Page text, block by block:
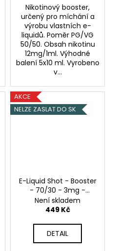
Nikotinový booster,
určený pro míchání a
výrobu vlastních e-
liquidů. Poměr PG/VG
50/50. Obsah nikotinu
12mg/1ml. Výhodné
balení 5x10 ml. Vyrobeno
v...
AKCE
NELZE ZASLAT DO SK
E-Liquid Shot - Booster
- 70/30 - 3mg -
5x10ml
Není skladem
449 Kč
DETAIL